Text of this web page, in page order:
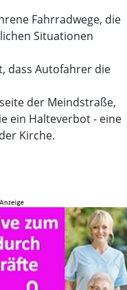
Fahrradwege, die
Situationen
dass Autofahrer die
der Meindstraße,
ein Halteverbot - eine
Kirche.